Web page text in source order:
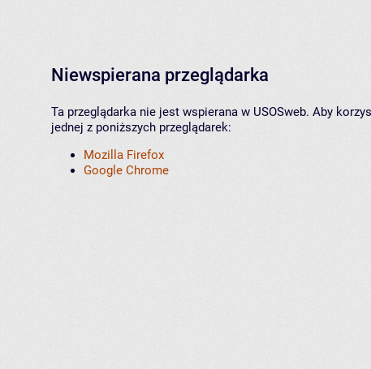
Niewspierana przeglądarka
Ta przeglądarka nie jest wspierana w USOSweb. Aby
jednej z poniższych przeglądarek:
Mozilla Firefox
Google Chrome